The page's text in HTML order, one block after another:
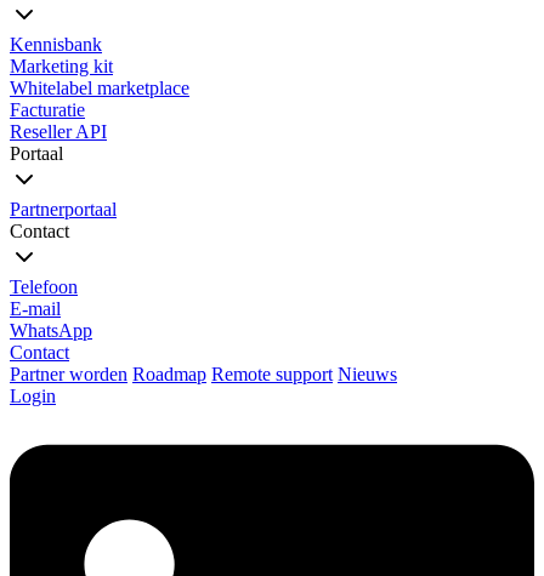
Kennisbank
Marketing kit
Whitelabel marketplace
Facturatie
Reseller API
Portaal
Partnerportaal
Contact
Telefoon
E-mail
WhatsApp
Contact
Partner worden Roadmap Remote support Nieuws
Login